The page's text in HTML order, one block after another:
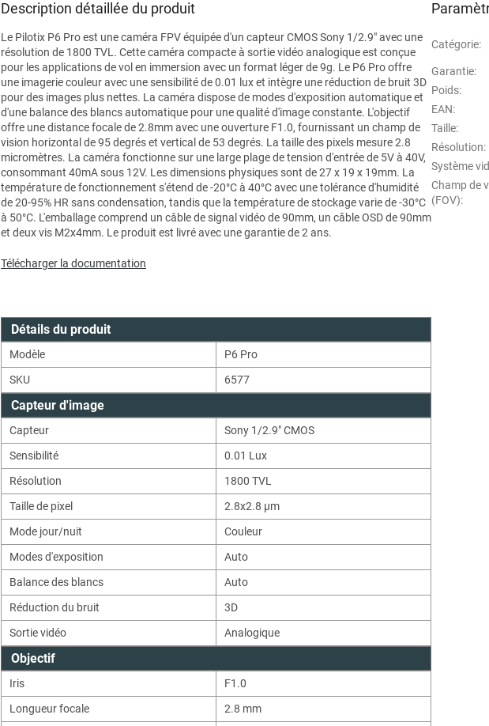
Description détaillée du produit
Le Pilotix P6 Pro est une caméra FPV équipée d'un capteur CMOS Sony 1/2.9" avec une
résolution de 1800 TVL. Cette caméra compacte à sortie vidéo analogique est conçue
pour les applications de vol en immersion avec un format léger de 9g. Le P6 Pro offre
une imagerie couleur avec une sensibilité de 0.01 lux et intègre une réduction de bruit 3D
pour des images plus nettes. La caméra dispose de modes d'exposition automatique et
d'une balance des blancs automatique pour une qualité d'image constante. L'objectif
offre une distance focale de 2.8mm avec une ouverture F1.0, fournissant un champ de
vision horizontal de 95 degrés et vertical de 53 degrés. La taille des pixels mesure 2.8
micromètres. La caméra fonctionne sur une large plage de tension d'entrée de 5V à 40V,
consommant 40mA sous 12V. Les dimensions physiques sont de 27 x 19 x 19mm. La
température de fonctionnement s'étend de -20°C à 40°C avec une tolérance d'humidité
de 20-95% HR sans condensation, tandis que la température de stockage varie de -30°C
à 50°C. L'emballage comprend un câble de signal vidéo de 90mm, un câble OSD de 90mm
et deux vis M2x4mm. Le produit est livré avec une garantie de 2 ans.
Télécharger la documentation
Détails du produit
Modèle
P6 Pro
SKU
6577
Capteur d'image
Capteur
Sony 1/2.9" CMOS
Sensibilité
0.01 Lux
Résolution
1800 TVL
Taille de pixel
2.8x2.8 μm
Mode jour/nuit
Couleur
Modes d'exposition
Auto
Balance des blancs
Auto
Réduction du bruit
3D
Sortie vidéo
Analogique
Objectif
Iris
F1.0
Longueur focale
2.8 mm
Catégorie:
Garantie:
Poids:
EAN:
Taille:
Résolution:
Système
Champ de
(FOV):